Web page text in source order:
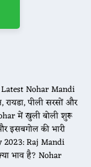
Nohar Mandi
रायडा, पीली सरसों और
में खुली बोली शुरू
इसबगोल की भारी
2023: Raj Mandi
भाव है? Nohar